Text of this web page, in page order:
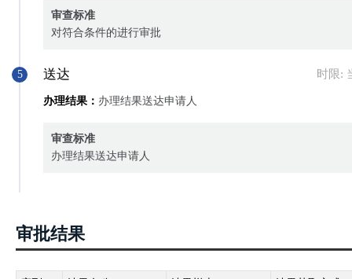
审查标准
对符合条件的进行审批
5 送达 时限:
办理结果： 办理结果送达申请人
审查标准
办理结果送达申请人
审批结果